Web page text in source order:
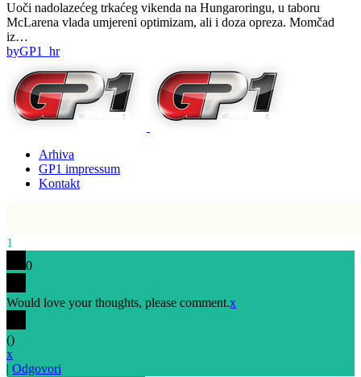
Uoči nadolazećeg trkaćeg vikenda na Hungaroringu, u taboru
McLarena vlada umjereni optimizam, ali i doza opreza. Momčad
iz…
byGP1_hr
Arhiva
GP1 impressum
Kontakt
1
0
Would love your thoughts, please comment.x
()
x
| Odgovori